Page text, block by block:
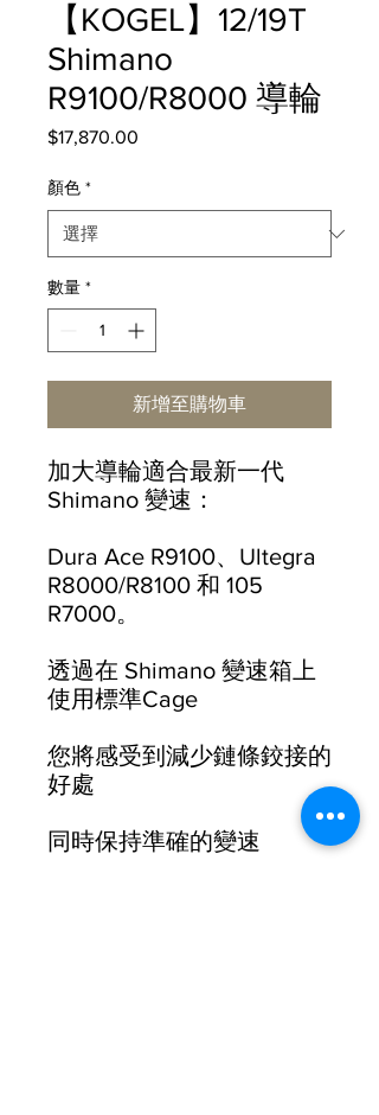
【KOGEL】12/19T
Shimano
R9100/R8000 導輪
$17,870.00
顏色 *
數量 *
新增至購物車
加大導輪適合最新一代
Shimano 變速：
Dura Ace R9100、Ultegra
R8000/R8100 和 105
R7000。
透過在 Shimano 變速箱上
使用標準Cage
您將感受到減少鏈條鉸接的
好處
同時保持準確的變速